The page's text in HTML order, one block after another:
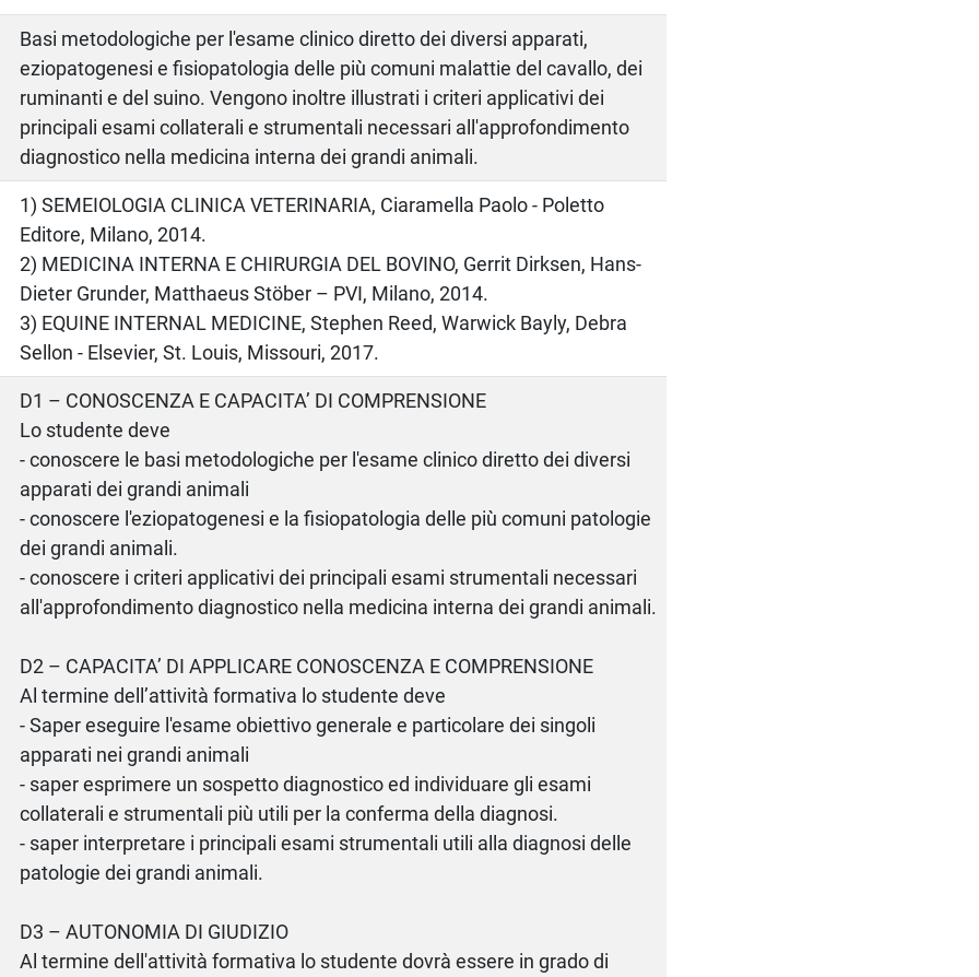
Basi metodologiche per l'esame clinico diretto dei diversi apparati,
eziopatogenesi e fisiopatologia delle più comuni malattie del cavallo, dei
ruminanti e del suino. Vengono inoltre illustrati i criteri applicativi dei
principali esami collaterali e strumentali necessari all'approfondimento
diagnostico nella medicina interna dei grandi animali.
1) SEMEIOLOGIA CLINICA VETERINARIA, Ciaramella Paolo - Poletto
Editore, Milano, 2014.
2) MEDICINA INTERNA E CHIRURGIA DEL BOVINO, Gerrit Dirksen, Hans-
Dieter Grunder, Matthaeus Stöber – PVI, Milano, 2014.
3) EQUINE INTERNAL MEDICINE, Stephen Reed, Warwick Bayly, Debra
Sellon - Elsevier, St. Louis, Missouri, 2017.
D1 – CONOSCENZA E CAPACITA’ DI COMPRENSIONE
Lo studente deve
- conoscere le basi metodologiche per l'esame clinico diretto dei diversi
apparati dei grandi animali
- conoscere l'eziopatogenesi e la fisiopatologia delle più comuni patologie
dei grandi animali.
- conoscere i criteri applicativi dei principali esami strumentali necessari
all'approfondimento diagnostico nella medicina interna dei grandi animali.
D2 – CAPACITA’ DI APPLICARE CONOSCENZA E COMPRENSIONE
Al termine dell’attività formativa lo studente deve
- Saper eseguire l'esame obiettivo generale e particolare dei singoli
apparati nei grandi animali
- saper esprimere un sospetto diagnostico ed individuare gli esami
collaterali e strumentali più utili per la conferma della diagnosi.
- saper interpretare i principali esami strumentali utili alla diagnosi delle
patologie dei grandi animali.
D3 – AUTONOMIA DI GIUDIZIO
Al termine dell'attività formativa lo studente dovrà essere in grado di